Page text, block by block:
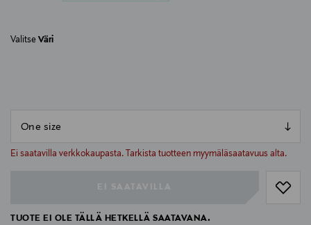
Valitse Väri
Ei saatavilla verkkokaupasta. Tarkista tuotteen myymäläsaatavuus alta.
null
TUOTE EI OLE TÄLLÄ HETKELLÄ SAATAVANA.